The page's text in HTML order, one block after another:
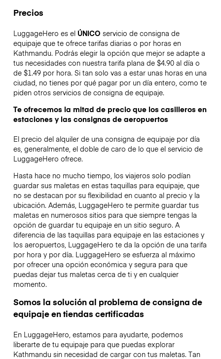
Precios
LuggageHero es el ÚNICO servicio de consigna de
equipaje que te ofrece tarifas diarias o por horas en
Kathmandu. Podrás elegir la opción que mejor se adapte a
tus necesidades con nuestra tarifa plana de $4.90 al día o
de $1.49 por hora. Si tan solo vas a estar unas horas en una
ciudad, no tienes por qué pagar por un día entero, como te
piden otros servicios de consigna de equipaje.
Te ofrecemos la mitad de precio que los casilleros en
estaciones y las consignas de aeropuertos
El precio del alquiler de una consigna de equipaje por día
es, generalmente, el doble de caro de lo que el servicio de
LuggageHero ofrece.
Hasta hace no mucho tiempo, los viajeros solo podían
guardar sus maletas en estas taquillas para equipaje, que
no se destacan por su flexibilidad en cuanto al precio y la
ubicación. Además, LuggageHero te permite guardar tus
maletas en numerosos sitios para que siempre tengas la
opción de guardar tu equipaje en un sitio seguro. A
diferencia de las taquillas para equipaje en las estaciones y
los aeropuertos, LuggageHero te da la opción de una tarifa
por hora y por día. LuggageHero se esfuerza al máximo
por ofrecer una opción económica y segura para que
puedas dejar tus maletas cerca de ti y en cualquier
momento.
Somos la solución al problema de consigna de
equipaje en tiendas certificadas
En LuggageHero, estamos para ayudarte, podemos
liberarte de tu equipaje para que puedas explorar
Kathmandu sin necesidad de cargar con tus maletas. Tan